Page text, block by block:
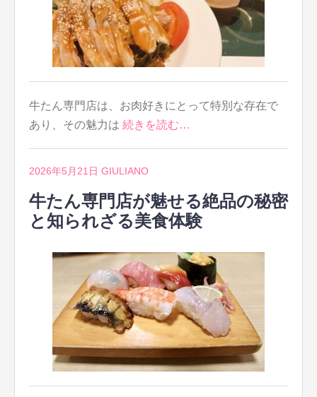
牛たん専門店は、お肉好きにとって特別な存在で
あり、その魅力は 続きを読む…
2026年5月21日 GIULIANO
牛たん専門店が魅せる絶品の秘密
と知られざる美食体験